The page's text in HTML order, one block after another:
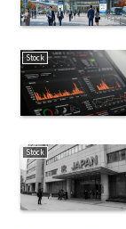
Stock
Stock